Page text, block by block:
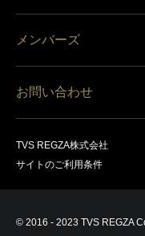
営業日カレンダー
メンバーズ
会員規約
商品登録
お問い合わせ
TVS REGZA株式会社
サイトのご利用条件
© 2016 - 2023 TVS REGZA